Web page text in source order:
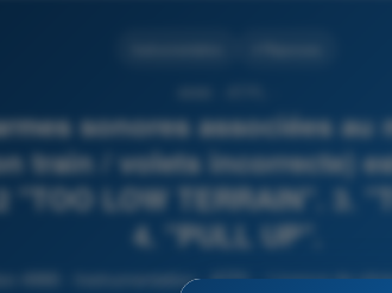
sonores associées au
train / volets incorrecte)
"TOO LOW TERRAIN". 3.
4. "PULL UP".
4966 - Instrumentation - ATPL - Licence de